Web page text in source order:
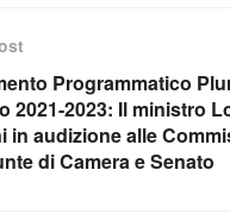
Programmatico
2021-2023: Il ministro
in audizione alle
di Camera e Senato